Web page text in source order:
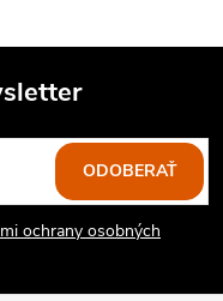
ochrany osobných
ODOBERAŤ